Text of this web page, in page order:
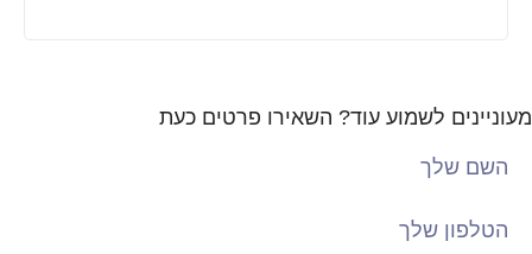
מעוניינים לשמוע עוד? השאירו פרטים כעת